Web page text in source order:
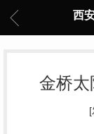
西
金桥太